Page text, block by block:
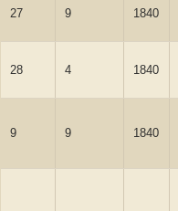
27 9 1840
28 4 1840
9 9 1840